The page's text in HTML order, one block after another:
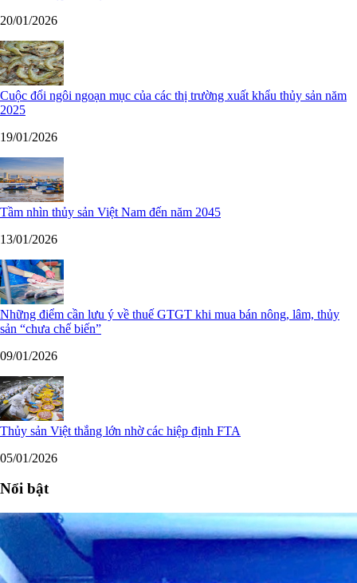
20/01/2026
Cuộc đổi ngôi ngoạn mục của các thị trường xuất khẩu thủy sản năm
2025
19/01/2026
Tầm nhìn thủy sản Việt Nam đến năm 2045
13/01/2026
Những điểm cần lưu ý về thuế GTGT khi mua bán nông, lâm, thủy
sản “chưa chế biến”
09/01/2026
Thủy sản Việt thắng lớn nhờ các hiệp định FTA
05/01/2026
Nổi bật